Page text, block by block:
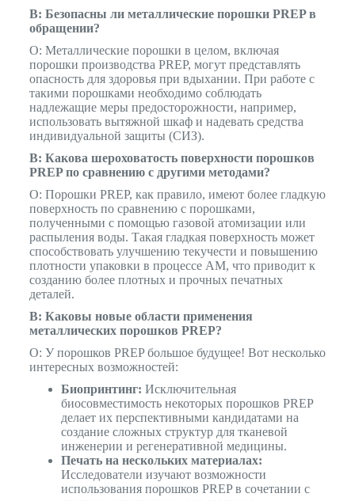
В: Безопасны ли металлические порошки PREP в
обращении?
О: Металлические порошки в целом, включая
порошки производства PREP, могут представлять
опасность для здоровья при вдыхании. При работе с
такими порошками необходимо соблюдать
надлежащие меры предосторожности, например,
использовать вытяжной шкаф и надевать средства
индивидуальной защиты (СИЗ).
В: Какова шероховатость поверхности порошков
PREP по сравнению с другими методами?
О: Порошки PREP, как правило, имеют более гладкую
поверхность по сравнению с порошками,
полученными с помощью газовой атомизации или
распыления воды. Такая гладкая поверхность может
способствовать улучшению текучести и повышению
плотности упаковки в процессе АМ, что приводит к
созданию более плотных и прочных печатных
деталей.
В: Каковы новые области применения
металлических порошков PREP?
О: У порошков PREP большое будущее! Вот несколько
интересных возможностей:
Биопринтинг: Исключительная
биосовместимость некоторых порошков PREP
делает их перспективными кандидатами на
создание сложных структур для тканевой
инженерии и регенеративной медицины.
Печать на нескольких материалах:
Исследователи изучают возможности
использования порошков PREP в сочетании с